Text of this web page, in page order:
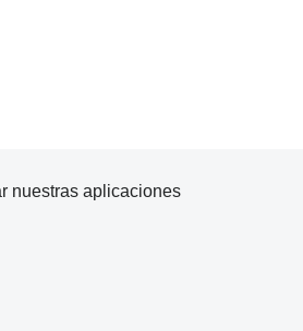
nuestras aplicaciones